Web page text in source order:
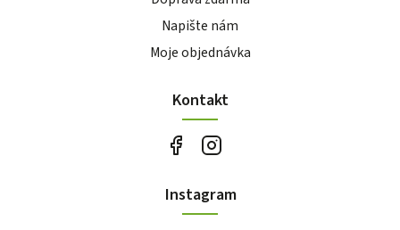
Napište nám
Moje objednávka
Kontakt
Instagram